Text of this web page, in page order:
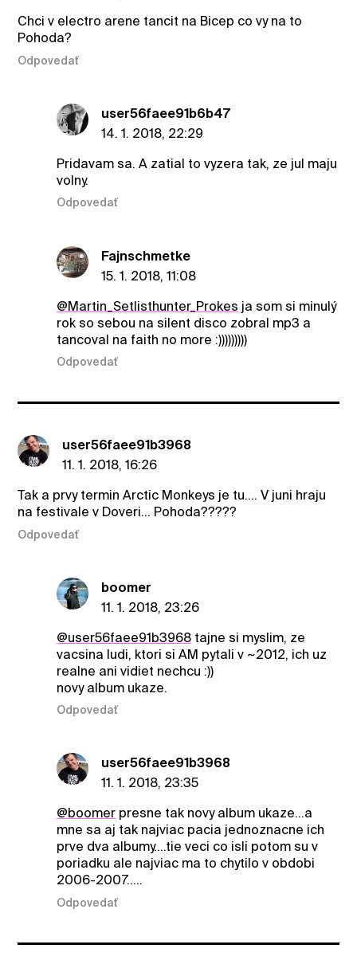
Chci v electro arene tancit na Bicep co vy na to
Pohoda?
Odpovedať
user56faee91b6b47
14. 1. 2018, 22:29
Pridavam sa. A zatial to vyzera tak, ze jul maju
volny.
Odpovedať
Fajnschmetke
15. 1. 2018, 11:08
@Martin_Setlisthunter_Prokes ja som si minulý
rok so sebou na silent disco zobral mp3 a
tancoval na faith no more :)))))))))
Odpovedať
user56faee91b3968
11. 1. 2018, 16:26
Tak a prvy termin Arctic Monkeys je tu.... V juni hraju
na festivale v Doveri... Pohoda?????
Odpovedať
boomer
11. 1. 2018, 23:26
@user56faee91b3968tajne si myslim, ze
vacsina ludi, ktori si AM pytali v ~2012, ich uz
realne ani vidiet nechcu :))
novy album ukaze.
Odpovedať
user56faee91b3968
11. 1. 2018, 23:35
@boomerpresne tak novy album ukaze...a
mne sa aj tak najviac pacia jednoznacne ich
prve dva albumy....tie veci co isli potom su v
poriadku ale najviac ma to chytilo v obdobi
2006-2007.....
Odpovedať